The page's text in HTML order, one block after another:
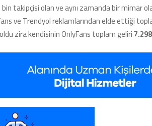
takipçisi olan ve aynı zamanda bir mimar
ve Trendyol reklamlarından elde ettiği
zira kendisinin OnlyFans toplam geliri